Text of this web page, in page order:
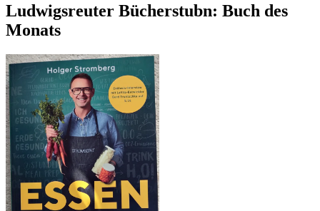
Ludwigsreuter Bücherstubn: Buch des
Monats